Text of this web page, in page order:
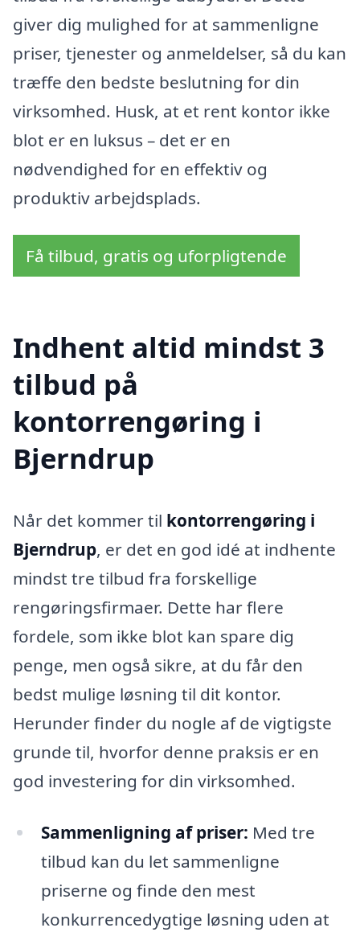
giver dig mulighed for at sammenligne
priser, tjenester og anmeldelser, så du kan
træffe den bedste beslutning for din
virksomhed. Husk, at et rent kontor ikke
blot er en luksus – det er en
nødvendighed for en effektiv og
produktiv arbejdsplads.
Få tilbud, gratis og uforpligtende
Indhent altid mindst 3
tilbud på
kontorrengøring i
Bjerndrup
Når det kommer til kontorrengøring i
Bjerndrup, er det en god idé at indhente
mindst tre tilbud fra forskellige
rengøringsfirmaer. Dette har flere
fordele, som ikke blot kan spare dig
penge, men også sikre, at du får den
bedst mulige løsning til dit kontor.
Herunder finder du nogle af de vigtigste
grunde til, hvorfor denne praksis er en
god investering for din virksomhed.
Sammenligning af priser: Med tre
tilbud kan du let sammenligne
priserne og finde den mest
konkurrencedygtige løsning uden at